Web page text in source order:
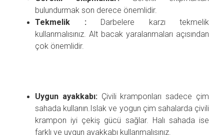
bulundurmak son derece önemlidir.
Tekmelik : Darbelere karzı tekmelik
kullanmalısınız. Alt bacak yaralanmaları açısından
çok önemlidir.
Uygun ayakkabı: Çivili kramponları sadece çim
sahada kullanın.Islak ve yogun çim sahalarda çivili
krampon iyi çekiş gücü sağlar. Halı sahada ise
farklı ve uygun ayakkabı kullanmalısınız.